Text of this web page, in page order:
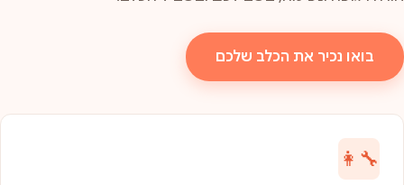
בואו נכיר את הכלב שלכם
👩‍🔧